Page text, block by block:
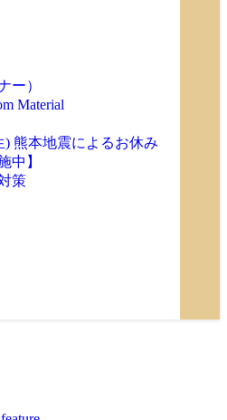
ー）
Material
) 熊本地震によるお休み
中】
策